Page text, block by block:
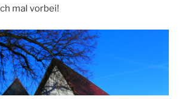
mal vorbei!